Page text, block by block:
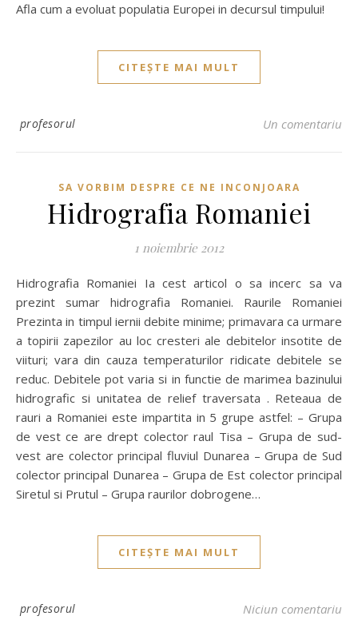
Afla cum a evoluat populatia Europei in decursul timpului!
CITEȘTE MAI MULT
profesorul Un comentariu
SA VORBIM DESPRE CE NE INCONJOARA
Hidrografia Romaniei
1 noiembrie 2012
Hidrografia Romaniei Ia cest articol o sa incerc sa va
prezint sumar hidrografia Romaniei. Raurile Romaniei
Prezinta in timpul iernii debite minime; primavara ca urmare
a topirii zapezilor au loc cresteri ale debitelor insotite de
viituri; vara din cauza temperaturilor ridicate debitele se
reduc. Debitele pot varia si in functie de marimea bazinului
hidrografic si unitatea de relief traversata . Reteaua de
rauri a Romaniei este impartita in 5 grupe astfel: – Grupa
de vest ce are drept colector raul Tisa – Grupa de sud-
vest are colector principal fluviul Dunarea – Grupa de Sud
colector principal Dunarea – Grupa de Est colector principal
Siretul si Prutul – Grupa raurilor dobrogene…
CITEȘTE MAI MULT
profesorul Niciun comentariu